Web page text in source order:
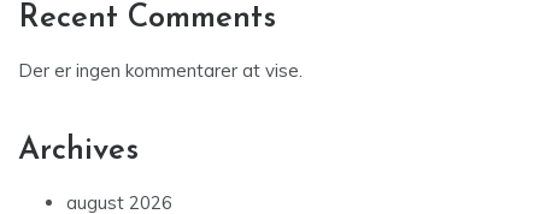
Recent Comments
Der er ingen kommentarer at vise.
Archives
august 2026